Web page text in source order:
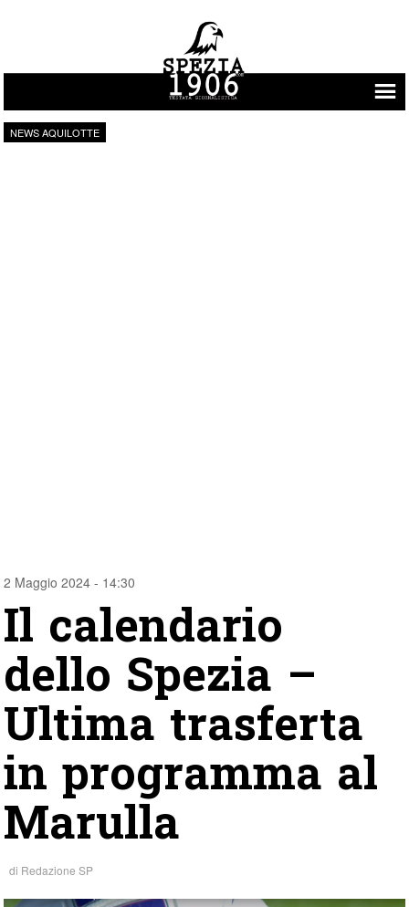
Vai al contenuto
NEWS AQUILOTTE
2 Maggio 2024 - 14:30
Il calendario
dello Spezia –
Ultima trasferta
in programma al
Marulla
di Redazione SP